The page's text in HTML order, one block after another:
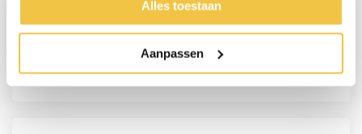
Alles toestaan
Aanpassen
Arian Bouwman
Makkelijk te bedienen